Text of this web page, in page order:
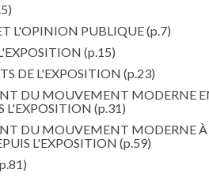
L'OPINION PUBLIQUE(p.7)
(p.15)
DE L'EXPOSITION (p.23)
DU MOUVEMENT MODERNE
L'EXPOSITION (p.31)
DU MOUVEMENT MODERNE À
L'EXPOSITION (p.59)